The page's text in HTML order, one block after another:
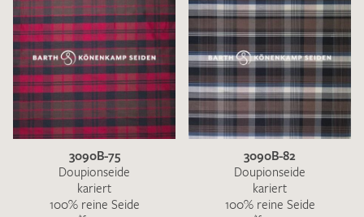
3090B-75
Doupionseide
kariert
100% reine Seide
3090B-82
Doupionseide
kariert
100% reine Seide